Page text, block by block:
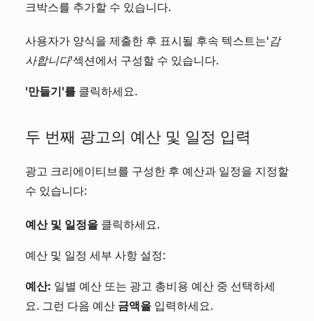
크박스를 추가할 수 있습니다.
사용자가 양식을 제출한 후 표시될 후속 텍스트는'감
사합니다'섹션에서 구성할 수 있습니다.
'만들기'를 클릭하세요.
두 번째 광고의 예산 및 일정 입력
광고 크리에이티브를 구성한 후 예산과 일정을 지정할
수 있습니다:
예산 및 일정을 클릭하세요.
예산 및 일정 세부 사항 설정:
예산: 일별 예산 또는 광고 총비용 예산 중 선택하세
요. 그런 다음 예산 금액을 입력하세요.